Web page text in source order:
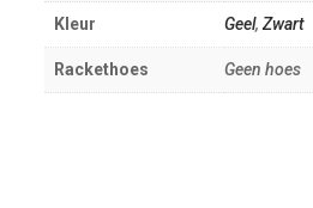
Kleur Geel, Zwart
Rackethoes Geen hoes